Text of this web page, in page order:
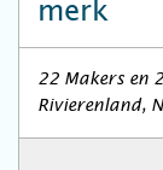
merk
22 Makers en
Rivierenland,